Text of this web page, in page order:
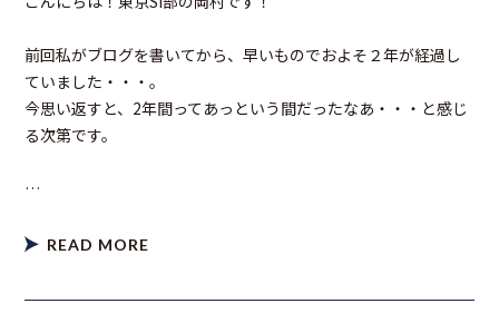
前回私がブログを書いてから、早いものでおよそ２年が経過し
ていました・・・。
今思い返すと、2年間ってあっという間だったなあ・・・と感じ
る次第です。
…
READ MORE